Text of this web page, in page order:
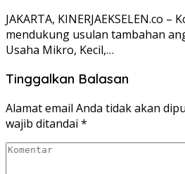
JAKARTA, KINERJAEKSELEN.co –
mendukung usulan tambahan
Usaha Mikro, Kecil,…
Tinggalkan Balasan
Alamat email Anda tidak akan
wajib ditandai *